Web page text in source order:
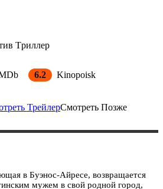
Tриллер
6.2 Kinopoisk
ТрейлерСмотреть Позже
в Буэнос-Айресе, возвращается
мужем в свой родной город,